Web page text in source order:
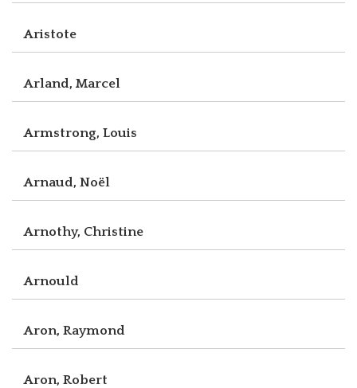
Aristote
Arland, Marcel
Armstrong, Louis
Arnaud, Noël
Arnothy, Christine
Arnould
Aron, Raymond
Aron, Robert